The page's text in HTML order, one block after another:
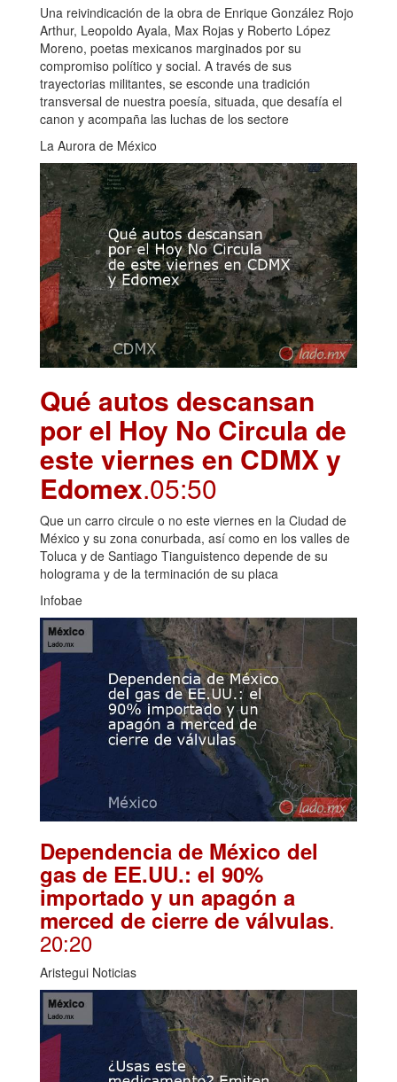
Una reivindicación de la obra de Enrique González Rojo
Arthur, Leopoldo Ayala, Max Rojas y Roberto López
Moreno, poetas mexicanos marginados por su
compromiso político y social. A través de sus
trayectorias militantes, se esconde una tradición
transversal de nuestra poesía, situada, que desafía el
canon y acompaña las luchas de los sectore
La Aurora de México
Qué autos descansan
por el Hoy No Circula de
este viernes en CDMX y
Edomex.05:50
Que un carro circule o no este viernes en la Ciudad de
México y su zona conurbada, así como en los valles de
Toluca y de Santiago Tianguistenco depende de su
holograma y de la terminación de su placa
Infobae
Dependencia de México del
gas de EE.UU.: el 90%
importado y un apagón a
merced de cierre de válvulas.
20:20
Aristegui Noticias